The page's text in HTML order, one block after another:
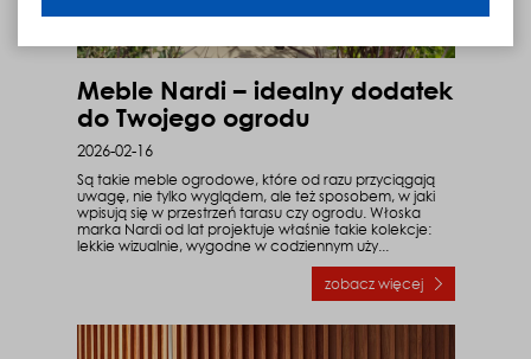
Meble Nardi – idealny dodatek
do Twojego ogrodu
2026-02-16
Są takie meble ogrodowe, które od razu przyciągają
uwagę, nie tylko wyglądem, ale też sposobem, w jaki
wpisują się w przestrzeń tarasu czy ogrodu. Włoska
marka Nardi od lat projektuje właśnie takie kolekcje:
lekkie wizualnie, wygodne w codziennym uży...
zobacz więcejo Meble Nardi –
W każdej chwili możesz modyfikować udzielone zgody w
cookies.